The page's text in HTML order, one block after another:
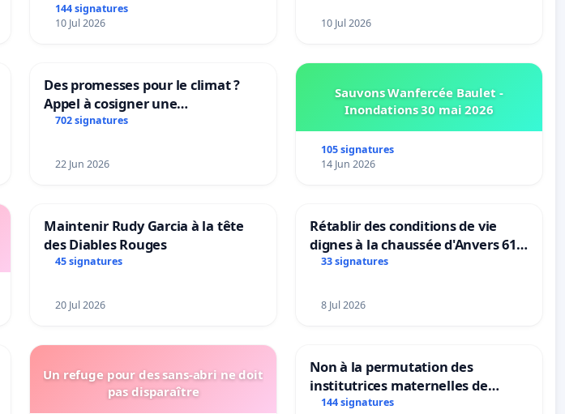
144 signatures
10 Jul 2026
10 Jul 2026
Des promesses pour le climat ?
Appel à cosigner une
interpellation des ministres
l’environnement.
702 signatures
22 Jun 2026
Sauvons Wanfercée Baulet -
Inondations 30 mai 2026
105 signatures
14 Jun 2026
Maintenir Rudy Garcia à la tête
des Diables Rouges
45 signatures
20 Jul 2026
Rétablir des conditions de vie
dignes à la chaussée d'Anvers 61
et 63
33 signatures
8 Jul 2026
Un refuge pour des sans-abri ne doit
pas disparaître
Non à la permutation des
institutrices maternelles de
Bléharies et Laplaigne !
144 signatures